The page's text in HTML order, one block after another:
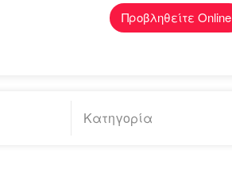
Προβληθείτε Online